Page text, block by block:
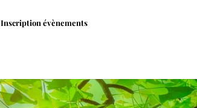
Inscription évènements